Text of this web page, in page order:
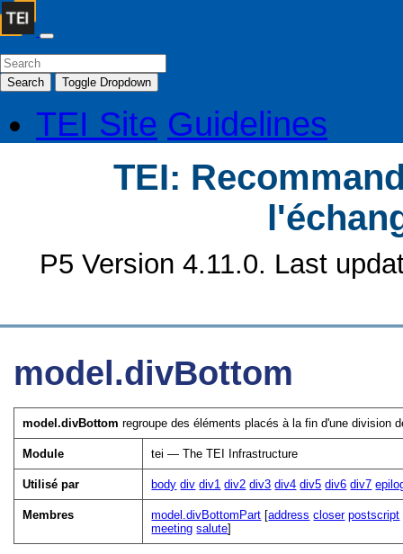
Search Toggle Dropdown
TEI Site Guidelines
TEI:
P5 Version 4.11.0. Last
model.divBottom
model.divBottom regroupe des éléments placés à la fin d'une division
Module tei — The TEI Infrastructure
Utilisé par body div div1 div2 div3 div4 div5 div6 div7
Membres model.divBottomPart [address closer postscript
meeting salute]